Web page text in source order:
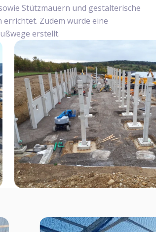
Stützmauern und gestalterische
errichtet. Zudem wurde eine
erstellt.